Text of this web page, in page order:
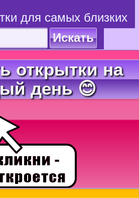
для самых близких
Искать
открытки на
день 😊